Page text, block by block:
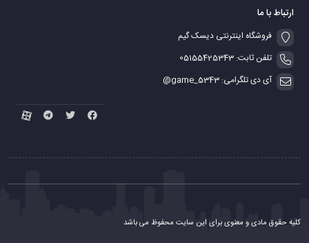
ارتباط با ما
فروشگاه اینترنتی دیسک گیم
تلفن ثابت: 05155425343
آی دی تلگرامی: game_5343@
کلیه حقوق مادی و معنوی برای این سایت محفوظ می باشد